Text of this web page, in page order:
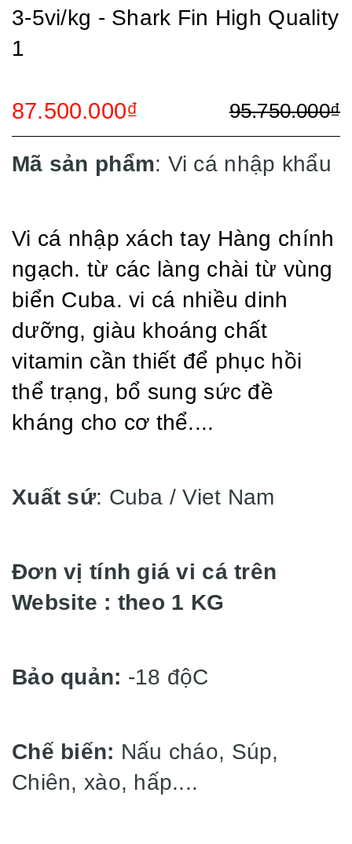
3-5vi/kg - Shark Fin High Quality
1
87.500.000₫ 95.750.000₫
Mã sản phẩm: Vi cá nhập khẩu
Vi cá nhập xách tay Hàng chính
ngạch. từ các làng chài từ vùng
biển Cuba. vi cá nhiều dinh
dưỡng, giàu khoáng chất
vitamin cần thiết để phục hồi
thể trạng, bổ sung sức đề
kháng cho cơ thể....
Xuất sứ: Cuba / Viet Nam
Đơn vị tính giá vi cá trên
Website : theo 1 KG
Bảo quản: -18 độC
Chế biến: Nấu cháo, Súp,
Chiên, xào, hấp....